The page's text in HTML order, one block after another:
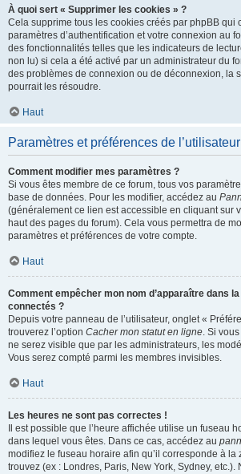
À quoi sert « Supprimer les cookies » ?
Cela supprime tous les cookies créés par phpBB qui
paramètres d’authentification et votre connexion au
des fonctionnalités telles que les indicateurs de
non lu) si cela a été activé par un administrateur du
des problèmes de connexion ou de déconnexion, la
pourrait les résoudre.
Haut
Paramètres et préférences de l’utilisateur
Comment modifier mes paramètres ?
Si vous êtes membre de ce forum, tous vos
base de données. Pour les modifier, accédez au
(généralement ce lien est accessible en cliquant sur
haut des pages du forum). Cela vous permettra de
paramètres et préférences de votre compte.
Haut
Comment empêcher mon nom d’apparaître dans
connectés ?
Depuis votre panneau de l’utilisateur, onglet «
trouverez l’option Cacher mon statut en ligne. Si
ne serez visible que par les administrateurs, les
Vous serez compté parmi les membres invisibles.
Haut
Les heures ne sont pas correctes !
Il est possible que l’heure affichée utilise un fuseau
dans lequel vous êtes. Dans ce cas, accédez au
modifiez le fuseau horaire afin qu’il corresponde à la
trouvez (ex : Londres, Paris, New York, Sydney,